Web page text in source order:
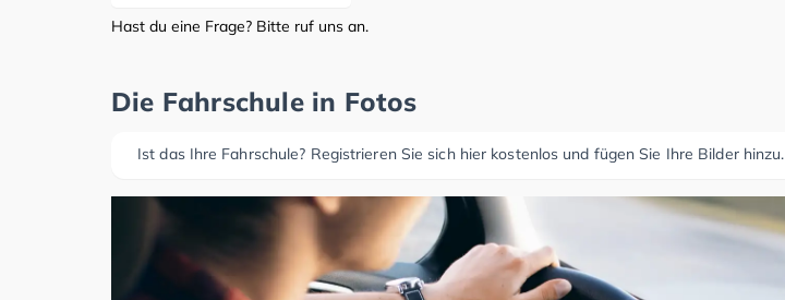
Hast du eine Frage? Bitte ruf uns an.
Die Fahrschule in Fotos
Ist das Ihre Fahrschule? Registrieren Sie sich hier kostenlos und fügen Sie Ihre Bilder hinzu.